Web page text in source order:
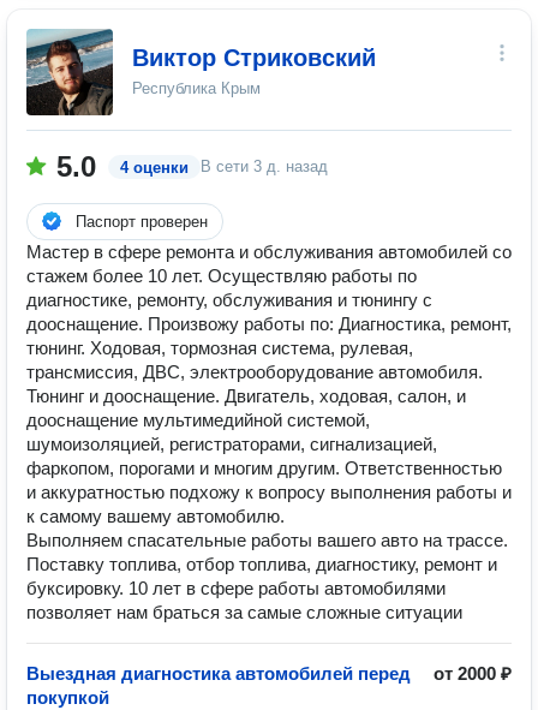
Виктор Стриковский
Республика Крым
5.0 4 оценки В сети 3 д. назад
Паспорт проверен
Мастер в сфере ремонта и обслуживания автомобилей со
стажем более 10 лет. Осуществляю работы по
диагностике, ремонту, обслуживания и тюнингу с
дооснащение. Произвожу работы по: Диагностика, ремонт,
тюнинг. Ходовая, тормозная система, рулевая,
трансмиссия, ДВС, электрооборудование автомобиля.
Тюнинг и дооснащение. Двигатель, ходовая, салон, и
дооснащение мультимедийной системой,
шумоизоляцией, регистраторами, сигнализацией,
фаркопом, порогами и многим другим. Ответственностью
и аккуратностью подхожу к вопросу выполнения работы и
к самому вашему автомобилю.
Выполняем спасательные работы вашего авто на трассе.
Поставку топлива, отбор топлива, диагностику, ремонт и
буксировку. 10 лет в сфере работы автомобилями
позволяет нам браться за самые сложные ситуации
Выездная диагностика автомобилей перед
покупкой
от 2000 ₽